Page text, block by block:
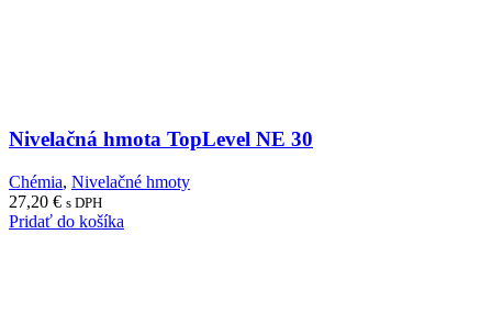
Nivelačná hmota TopLevel NE 30
Chémia, Nivelačné hmoty
27,20 € s DPH
Pridať do košíka